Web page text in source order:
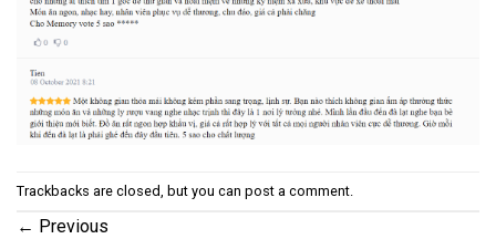
Trackbacks are closed, but you can post a comment
← Previous